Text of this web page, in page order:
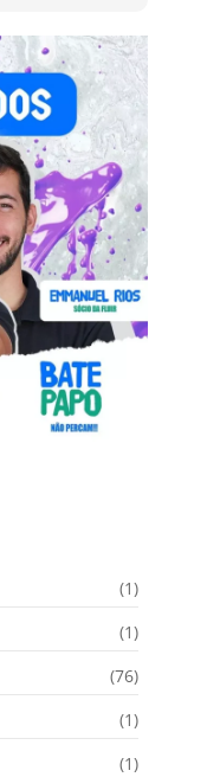
(1)
(1)
(76)
(1)
(1)